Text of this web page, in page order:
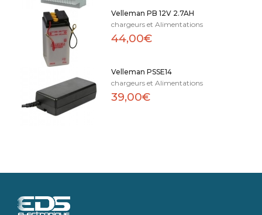
Velleman PB 12V 2.7AH
chargeurs et Alimentations
44,00€
Velleman PSSE14
chargeurs et Alimentations
39,00€